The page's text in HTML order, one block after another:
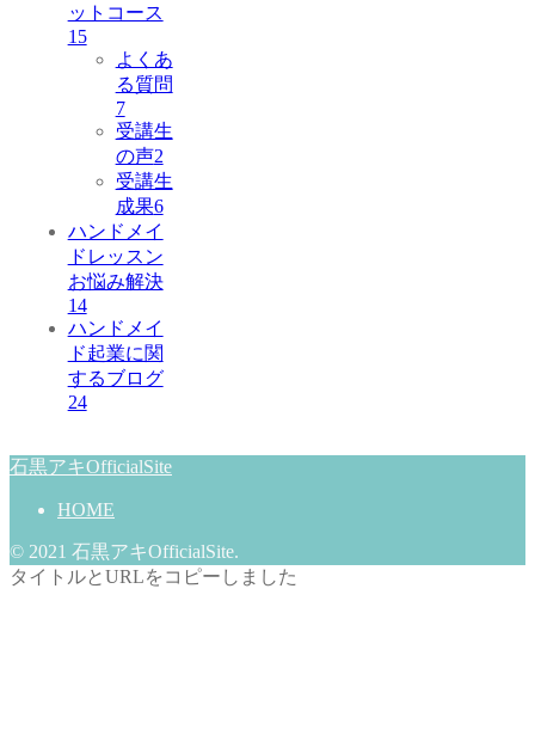
ットコース
15
よくあ
る質問
7
受講生
の声2
受講生
成果6
ハンドメイ
ドレッスン
お悩み解決
14
ハンドメイ
ド起業に関
するブログ
24
石黒アキOfficialSite
HOME
© 2021 石黒アキOfficialSite.
タイトルとURLをコピーしました